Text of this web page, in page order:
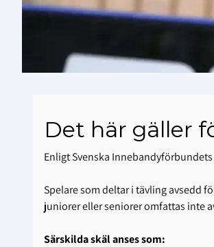
Det här gäller
Enligt Svenska
Spelare som deltar i tävling avsedd
juniorer eller seniorer omfattas inte
Särskilda skäl anses som: